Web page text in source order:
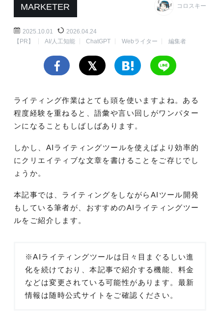
MARKETER コロスキー
2025.10.01
2026.04.24
【PR】
AI/人工知能 ChatGPT Webライター 編集者
ライティング作業はとても頭を使いますよね。ある
程度経験を重ねると、語彙や言い回しがワンパター
ンになることもしばしばあります。
しかし、AIライティングツールを使えばより効率的
にクリエイティブな文章を書けることをご存じでし
ょうか。
本記事では、ライティングをしながらAIツール開発
もしている筆者が、おすすめのAIライティングツー
ルをご紹介します。
※AIライティングツールは日々目まぐるしい進
化を続けており、本記事で紹介する機能、料金
などは変更されている可能性があります。最新
情報は随時公式サイトをご確認ください。